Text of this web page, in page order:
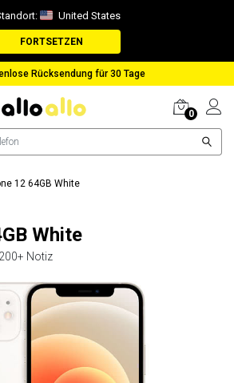
United States
FORTSETZEN
bei verlorenem Paket
0
12 64GB White
White
Notiz